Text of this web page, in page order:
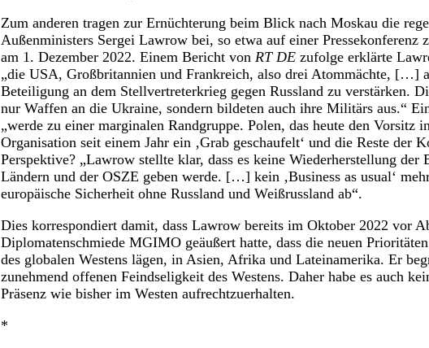
Zum anderen tragen zur Ernüchterung beim Blick nach Moskau die
Außenministers Sergei Lawrow bei, so etwa auf einer Pressekonferenz
am 1. Dezember 2022. Einem Bericht von RT DE zufolge erklärte
„die USA, Großbritannien und Frankreich, also drei Atommächte, […]
Beteiligung an dem Stellvertreterkrieg gegen Russland zu verstärken.
nur Waffen an die Ukraine, sondern bildeten auch ihre Militärs aus.“
„werde zu einer marginalen Randgruppe. Polen, das heute den Vorsitz
Organisation seit einem Jahr ein ‚Grab geschaufelt‘ und die Reste der
Perspektive? „Lawrow stellte klar, dass es keine Wiederherstellung der
Ländern und der OSZE geben werde. […] kein ‚Business as usual‘
europäische Sicherheit ohne Russland und Weißrussland ab“.
Dies korrespondiert damit, dass Lawrow bereits im Oktober 2022 vor
Diplomatenschmiede MGIMO geäußert hatte, dass die neuen
des globalen Westens lägen, in Asien, Afrika und Lateinamerika. Er
zunehmend offenen Feindseligkeit des Westens. Daher habe es auch
Präsenz wie bisher im Westen aufrechtzuerhalten.
*